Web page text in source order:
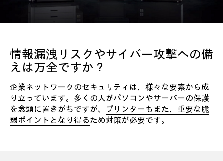
情報漏洩リスクやサイバー攻撃への備
えは万全ですか？
企業ネットワークのセキュリティは、様々な要素から成
り立っています。多くの人がパソコンやサーバーの保護
を念頭に置きがちですが、
プリンターもまた、重要な脆
弱ポイントとなり得るため対策が必要です。